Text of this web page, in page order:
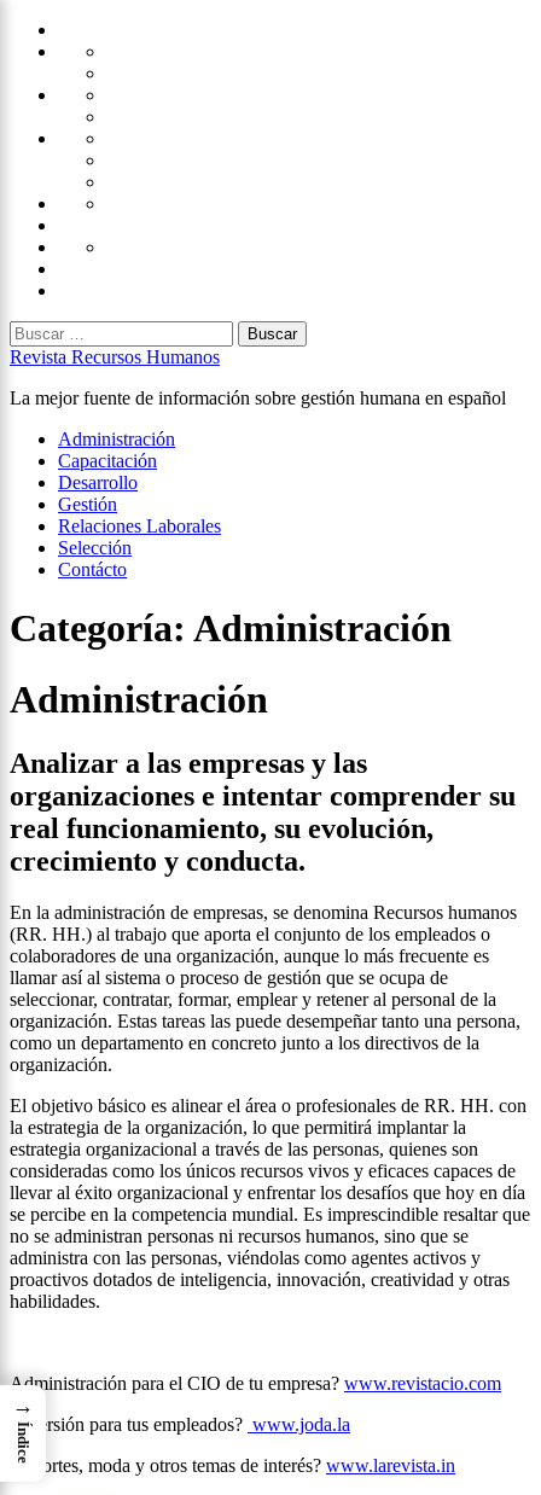
Saltar
Administración
Capacitación
Desarrollo
Gestión
Laborales
Selección
Buscar:
Revista Recursos Humanos
La mejor fuente de información sobre gestión humana en español
Menú
principal
Administración
Capacitación
Desarrollo
Gestión
Relaciones Laborales
Selección
Contácto
Categoría: Administración
Administración
Analizar a las empresas y las
organizaciones e intentar comprender su
real funcionamiento, su evolución,
crecimiento y conducta.
En la administración de empresas, se denomina Recursos humanos
(RR. HH.) al trabajo que aporta el conjunto de los empleados o
colaboradores de una organización, aunque lo más frecuente es
llamar así al sistema o proceso de gestión que se ocupa de
seleccionar, contratar, formar, emplear y retener al personal de la
organización. Estas tareas las puede desempeñar tanto una persona,
como un departamento en concreto junto a los directivos de la
organización.
El objetivo básico es alinear el área o profesionales de RR. HH. con
la estrategia de la organización, lo que permitirá implantar la
estrategia organizacional a través de las personas, quienes son
consideradas como los únicos recursos vivos y eficaces capaces de
llevar al éxito organizacional y enfrentar los desafíos que hoy en día
se percibe en la competencia mundial. Es imprescindible resaltar que
no se administran personas ni recursos humanos, sino que se
administra con las personas, viéndolas como agentes activos y
proactivos dotados de inteligencia, innovación, creatividad y otras
habilidades.
Administración para el CIO de tu empresa? www.revistacio.com
Diversión para tus empleados? www.joda.la
Deportes, moda y otros temas de interés? www.larevista.in
→
Índice